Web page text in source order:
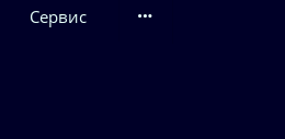
Сервис